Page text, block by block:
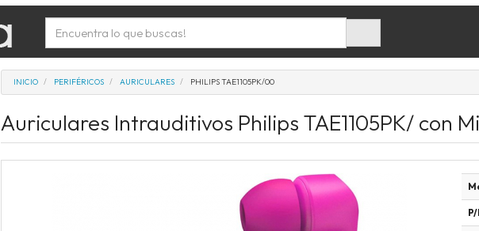
INICIO PERIFÉRICOS AURICULARES PHILIPS TAE1105PK/00
Auriculares Intrauditivos Philips TAE1105PK/ con